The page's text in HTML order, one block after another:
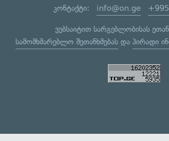
კონტაქტი: info@on.ge +995
ვებსაიტით სარგებლობისას
სამომხმარებლო შეთანხმებასდა პირადი